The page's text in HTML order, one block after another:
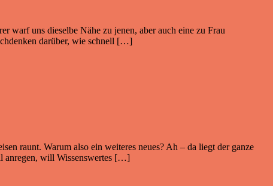
warf uns dieselbe Nähe zu jenen, aber auch eine zu Frau
darüber, wie schnell […]
raunt. Warum also ein weiteres neues? Ah – da liegt der ganze
anregen, will Wissenswertes […]